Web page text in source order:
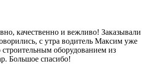
качественно и вежливо! Заказывали
с утра водитель Максим уже
строительным оборудованием из
Большое спасибо!